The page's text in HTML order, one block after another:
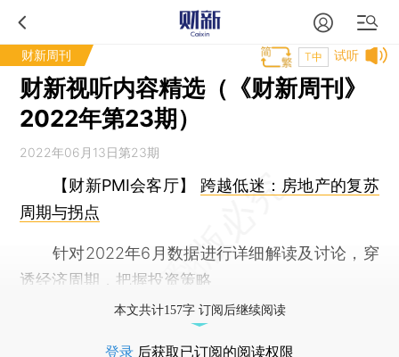
财新周刊 试听
T中
财新视听内容精选（《财新周刊》
2022年第23期）
2022年06月13日第23期
【财新PMI会客厅】
跨越低迷：房地产的复苏
周期与拐点
针对2022年6月数据进行详细解读及讨论，穿
透经济周期，把握投资策略
本文共计157字 订阅后继续阅读
登录 后获取已订阅的阅读权限